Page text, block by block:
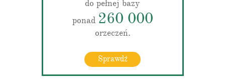
do pełnej bazy
ponad 260 000
orzeczeń.
Sprawdź